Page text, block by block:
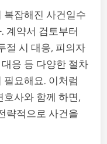
복잡해진 사건일수
계약서 검토부터
절 시 대응, 피의자
응 등 다양한 절차
필요해요. 이처럼
호사와 함께 하면,
략적으로 사건을